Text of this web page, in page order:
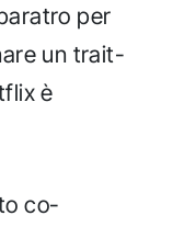
per
un trait-
è
co-